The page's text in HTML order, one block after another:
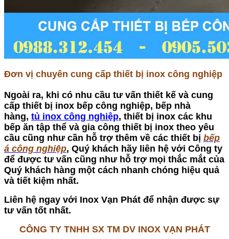
Đơn vị chuyên cung cấp thiết bị inox công nghiệp
Ngoài ra, khi có nhu cầu tư vấn thiết kế và cung
cấp thiết bị inox bếp công nghiệp, bếp nhà
hàng, tủ inox công nghiệp, thiết bị inox các khu
bếp ăn tập thể và gia công thiết bị inox theo yêu
cầu cũng như cần hỗ trợ thêm về các thiết bị bếp
á công nghiệp, Quý khách hãy liên hệ với Công ty
để được tư vấn cũng như hỗ trợ mọi thắc mắt của
Quý khách hàng một cách nhanh chóng hiệu quả
và tiết kiệm nhất.
Liên hệ ngay với Inox Vạn Phát để nhận được sự
tư vấn tốt nhất.
CÔNG TY TNHH SX TM DV INOX VẠN PHÁT